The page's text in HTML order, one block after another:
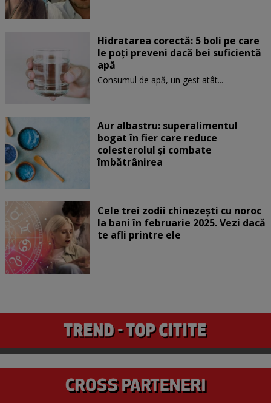
Hidratarea corectă: 5 boli pe care
le poți preveni dacă bei suficientă
apă
Consumul de apă, un gest atât...
Aur albastru: superalimentul
bogat în fier care reduce
colesterolul și combate
îmbătrânirea
Cele trei zodii chinezești cu noroc
la bani în februarie 2025. Vezi dacă
te afli printre ele